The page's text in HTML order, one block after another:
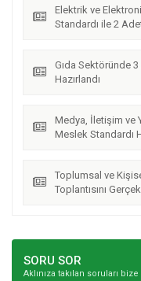
Elektrik ve
Standardı ile 2
Gıda Sektöründe
Hazırlandı
Medya, İletişim ve
Meslek Standardı
Toplumsal ve
Toplantısını
SORU SOR
Aklınıza takılan soruları